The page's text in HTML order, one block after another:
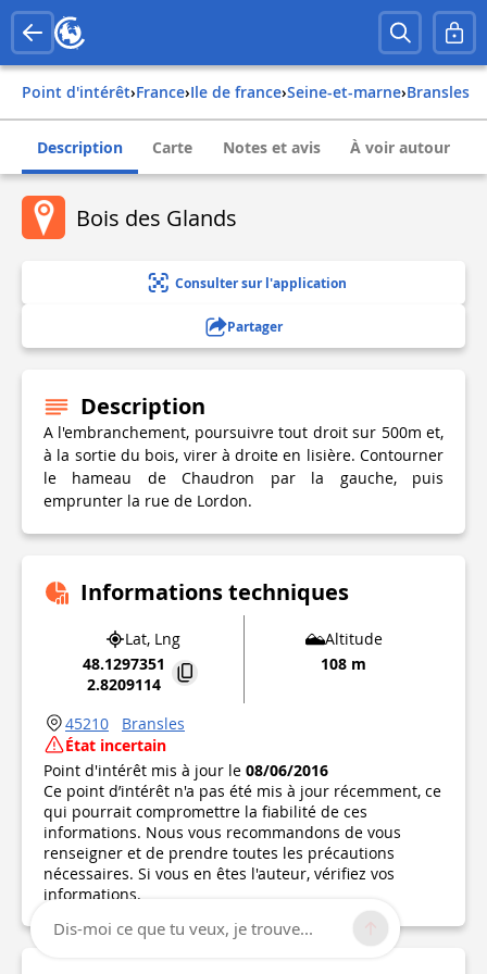
Point d'intérêt› france› ile de france› seine-et-marne› bransles
Description Carte Notes et avis À voir autour
Bois des Glands
Consulter sur l'application
Partager
Description
A l'embranchement, poursuivre tout droit sur 500m et,
à la sortie du bois, virer à droite en lisière. Contourner
le hameau de Chaudron par la gauche, puis
emprunter la rue de Lordon.
Informations techniques
Lat, Lng
48.1297351
2.8209114
Altitude
108 m
45210
Bransles
État incertain
Point d'intérêt mis à jour le 08/06/2016
Ce point d’intérêt n'a pas été mis à jour récemment, ce
qui pourrait compromettre la fiabilité de ces
informations. Nous vous recommandons de vous
renseigner et de prendre toutes les précautions
nécessaires. Si vous en êtes l'auteur, vérifiez vos
informations.
Dis-moi ce que tu veux, je trouve...